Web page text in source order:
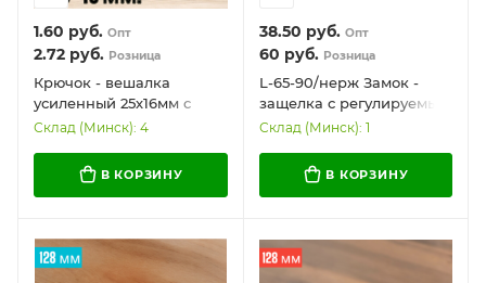
1.60 руб. Опт
2.72 руб. Розница
Крючок - вешалка
усиленный 25х16мм с
двумя отверстиями,
Склад (Минск): 4
В КОРЗИНУ
38.50 руб. Опт
60 руб. Розница
L-65-90/нерж Замок -
защелка с регулируемым
рычагом, нержавеющая
Склад (Минск): 1
В КОРЗИНУ